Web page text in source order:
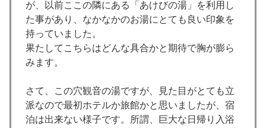
が、以前ここの隣にある「あけびの湯」を利用し
た事があり、なかなかのお湯にとても良い印象を
持っていました。
果たしてこちらはどんな具合かと期待で胸が膨ら
みます。
さて、この穴観音の湯ですが、見た目がとても立
派なので最初ホテルか旅館かと思いましたが、宿
泊は出来ない様子です。所謂、巨大な日帰り入浴